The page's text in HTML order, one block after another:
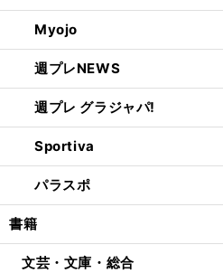
Myojo
週プレNEWS
週プレ グラジャパ!
Sportiva
パラスポ
書籍
文芸・文庫・総合